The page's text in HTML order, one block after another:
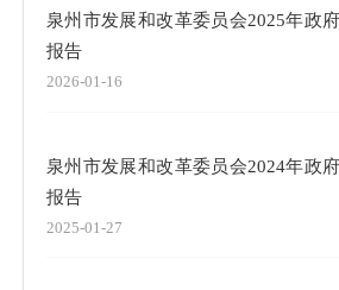
泉州市发展和改革委员会2025年政
报告
2026-01-16
泉州市发展和改革委员会2024年政
报告
2025-01-27